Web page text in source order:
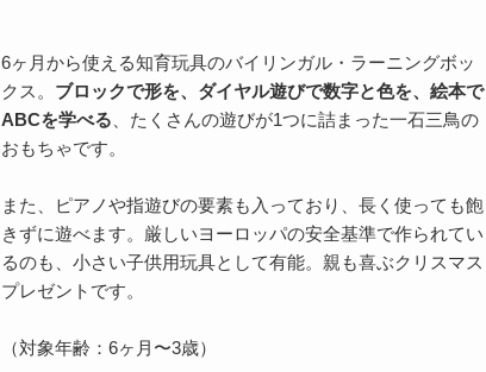
6ヶ月から使える知育玩具のバイリンガル・ラーニングボッ
クス。 ブロックで形を、ダイヤル遊びで数字と色を、絵本で
ABCを学べる 、たくさんの遊びが1つに詰まった一石三鳥の
おもちゃです。
また、ピアノや指遊びの要素も入っており、長く使っても飽
きずに遊べます。厳しいヨーロッパの安全基準で作られてい
るのも、小さい子供用玩具として有能。親も喜ぶクリスマス
プレゼントです。
（対象年齢：6ヶ月〜3歳）